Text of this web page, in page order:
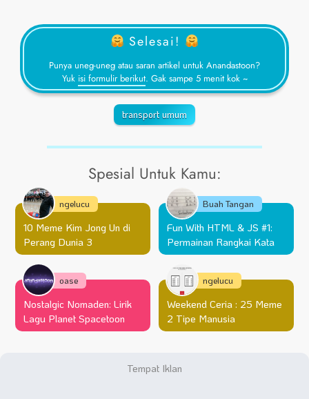
Selesai!
Punya uneg-uneg atau saran artikel untuk Anandastoon?
Yuk isi formulir berikut. Gak sampe 5 menit kok ~
transport umum
Spesial Untuk Kamu:
10 Meme Kim Jong Un di
Perang Dunia 3
ngelucu
Fun With HTML & JS #1:
Permainan Rangkai Kata
Buah Tangan
Nostalgic Nomaden: Lirik
Lagu Planet Spacetoon
oase
Weekend Ceria : 25 Meme
2 Tipe Manusia
ngelucu